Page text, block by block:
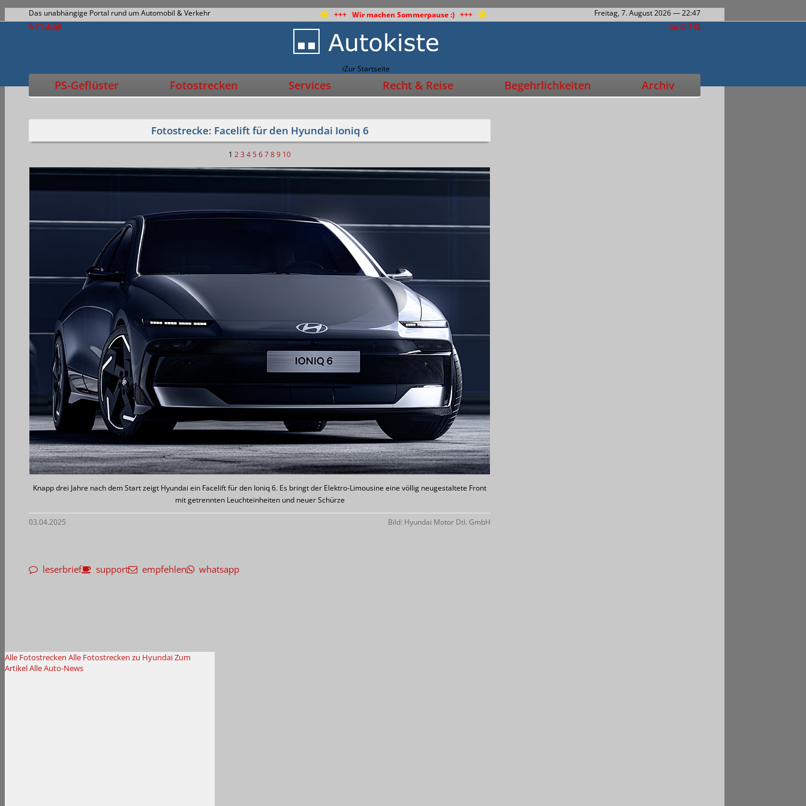
Das unabhängige Portal rund um Automobil & Verkehr +++ Wir machen Sommerpause :) +++ Freitag, 7. August 2026— 22:47
Zur Startseite
PS-Geflüster Fotostrecken Services Recht & Reise Begehrlichkeiten Archiv
Fotostrecke: Facelift für den Hyundai Ioniq 6
1 23 4 56789 10
Knapp drei Jahre nach dem Start zeigt Hyundai ein Facelift für den Ioniq 6. Es bringt der Elektro-Limousine eine völlig neugestaltete Front
mit getrennten Leuchteinheiten und neuer Schürze
03.04.2025 Bild: Hyundai Motor Dtl. GmbH
leserbrief support empfehlen whatsapp
Alle Fotostrecken Alle Fotostrecken zu HyundaiZum
ArtikelAlle Auto-News